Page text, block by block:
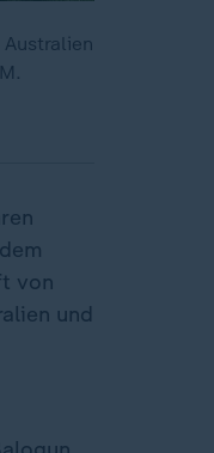
von
und